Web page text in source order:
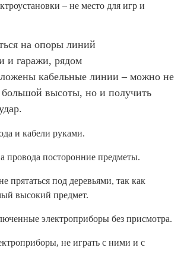
– не место для игр и
на опоры линий
и гаражи, рядом
кабельные линии – можно не
большой высоты, но и получить
и кабели руками.
провода посторонние предметы.
прятаться под деревьями, так как
высокий предмет.
электроприборы без присмотра.
не играть с ними и с